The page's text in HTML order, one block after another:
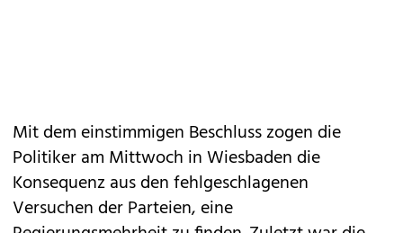
Mit dem einstimmigen Beschluss zogen die
Politiker am Mittwoch in Wiesbaden die
Konsequenz aus den fehlgeschlagenen
Versuchen der Parteien, eine